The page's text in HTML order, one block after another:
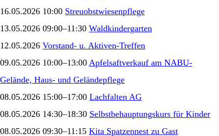
16.05.2026 10:00 Streuobstwiesenpflege
13.05.2026 09:00–11:30 Waldkindergarten
12.05.2026 Vorstand- u. Aktiven-Treffen
09.05.2026 10:00–13:00 Apfelsaftverkauf am NABU-
Gelände, Haus- und Geländepflege
08.05.2026 15:00–17:00 Lachfalten AG
08.05.2026 14:30–18:30 Selbstbehauptungskurs für Kinder
08.05.2026 09:30–11:15 Kita Spatzennest zu Gast